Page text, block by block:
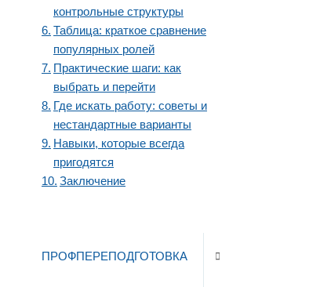
контрольные структуры
Таблица: краткое сравнение
популярных ролей
Практические шаги: как
выбрать и перейти
Где искать работу: советы и
нестандартные варианты
Навыки, которые всегда
пригодятся
Заключение
ПРОФПЕРЕПОДГОТОВКА